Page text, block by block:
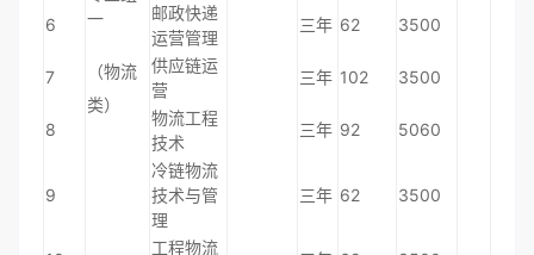
一
（物流
类）
6
邮政快递
运营管理
三年 62 3500
7
供应链运
营
三年 102 3500
8
物流工程
技术
三年 92 5060
9
冷链物流
技术与管
理
三年 62 3500
工程物流